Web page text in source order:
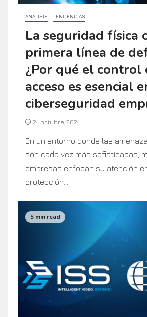
ANÁLISIS TENDENCIAS
La seguridad física
primera línea de
¿Por qué el control
acceso es esencial
ciberseguridad
24 octubre, 2024
En un entorno donde las
son cada vez más sofisticadas,
empresas enfocan su atención
protección...
5 min read